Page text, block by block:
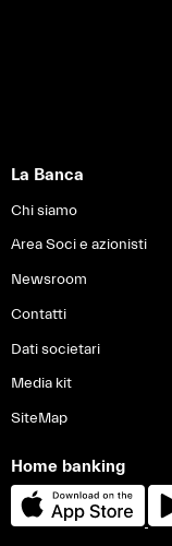
La Banca
Chi siamo
Area Soci e azionisti
Newsroom
Contatti
Dati societari
Media kit
SiteMap
Home banking